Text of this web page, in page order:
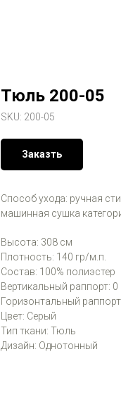
Тюль 200-05
SKU: 200-05
Заказть
Способ ухода: ручная
машинная сушка
Высота: 308 см
Плотность: 140 гр/м.п.
Состав: 100% полиэстер
Вертикальный раппорт: 0
Горизонтальный
Цвет: Серый
Тип ткани: Тюль
Дизайн: Однотонный